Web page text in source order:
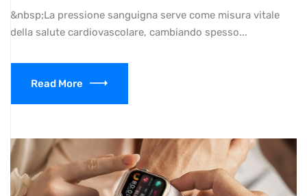
&nbsp;La pressione sanguigna serve come misura vitale
della salute cardiovascolare, cambiando spesso...
Read More